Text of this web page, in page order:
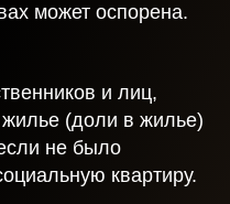
может оспорена.
и лиц,
(доли в жилье)
не было
квартиру.